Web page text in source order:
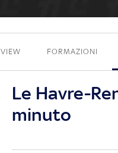
FORMAZIONI
Le Havre-
minuto